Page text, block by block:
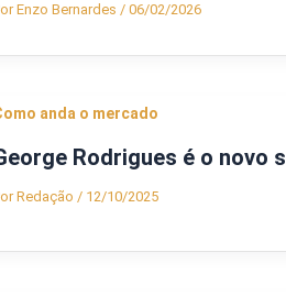
Enzo Bernardes / 06/02/2026
anda o mercado
Rodrigues é o novo
Redação / 12/10/2025